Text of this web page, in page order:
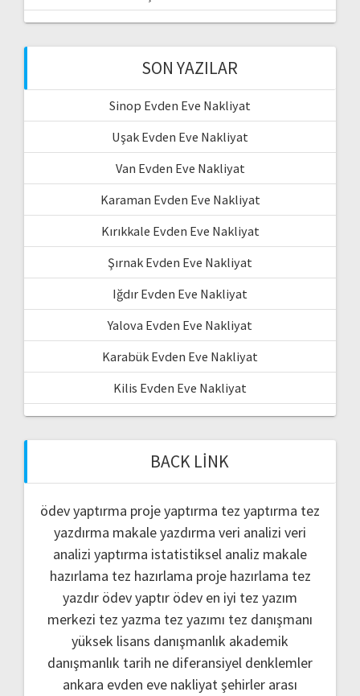
SON YAZILAR
Sinop Evden Eve Nakliyat
Uşak Evden Eve Nakliyat
Van Evden Eve Nakliyat
Karaman Evden Eve Nakliyat
Kırıkkale Evden Eve Nakliyat
Şırnak Evden Eve Nakliyat
Iğdır Evden Eve Nakliyat
Yalova Evden Eve Nakliyat
Karabük Evden Eve Nakliyat
Kilis Evden Eve Nakliyat
BACK LINK
ödev yaptırma proje yaptırma tez yaptırma tez
yazdırma makale yazdırma veri analizi veri
analizi yaptırma istatistiksel analiz makale
hazırlama tez hazırlama proje hazırlama tez
yazdır ödev yaptır ödev en iyi tez yazım
merkezi tez yazma tez yazımı tez danışmanı
yüksek lisans danışmanlık akademik
danışmanlık tarih ne diferansiyel denklemler
ankara evden eve nakliyatşehirler arası